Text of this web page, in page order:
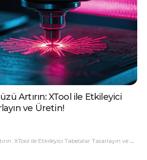
Artırın: XTool ile Etkileyici
ve Üretin!